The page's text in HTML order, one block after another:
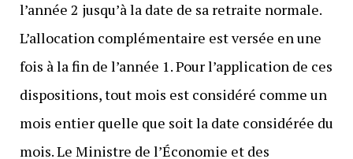
l’année 2 jusqu’à la date de sa retraite normale.
L’allocation complémentaire est versée en une
fois à la fin de l’année 1. Pour l’application de ces
dispositions, tout mois est considéré comme un
mois entier quelle que soit la date considérée du
mois. Le Ministre de l’Économie et des